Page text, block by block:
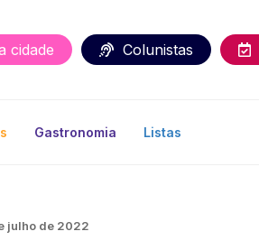
cidade Colunistas
Gastronomia Listas
julho de 2022